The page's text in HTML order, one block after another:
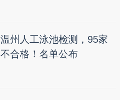
温州人工泳池检测，95家
不合格！名单公布